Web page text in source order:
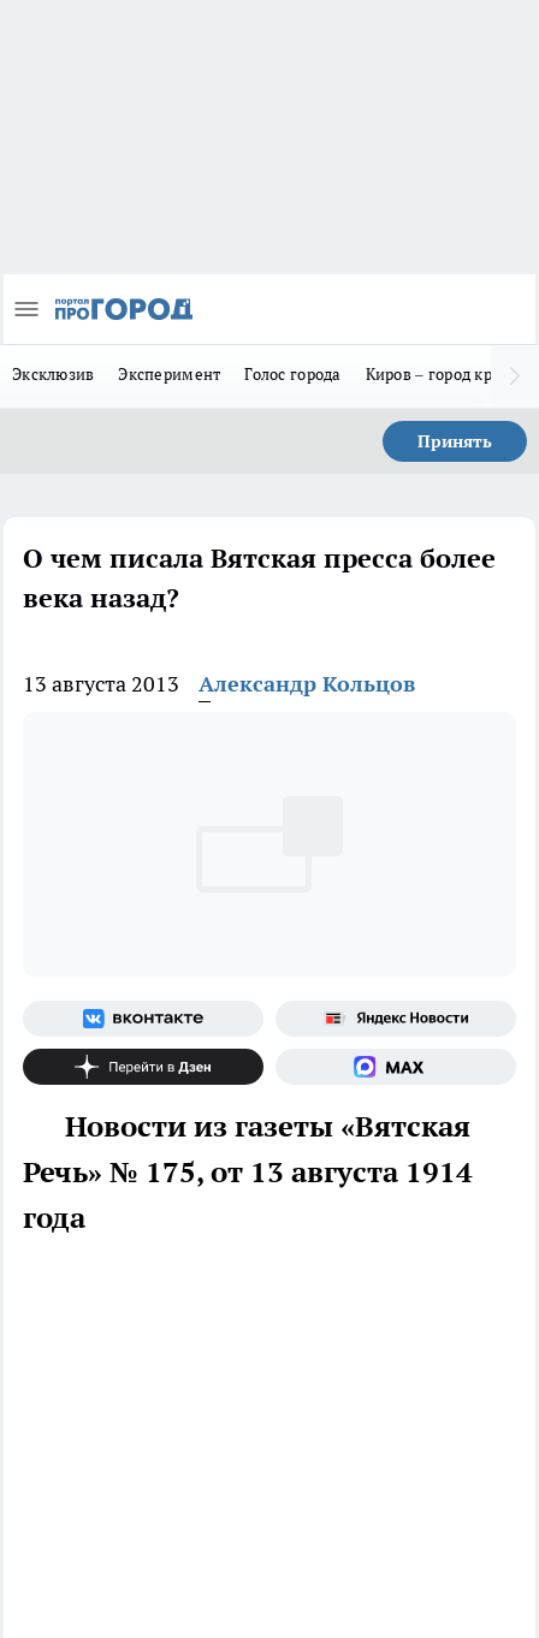
Эксклюзив Эксперимент Голос города Киров – город
Принять
О чем писала Вятская пресса более
века назад?
13 августа 2013 Александр Кольцов
Новости из газеты «Вятская
Речь» № 175, от 13 августа 1914
года